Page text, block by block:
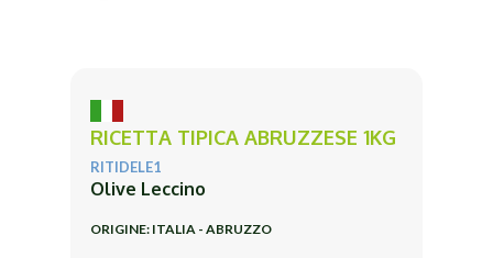
RICETTA TIPICA ABRUZZESE 1KG
RITIDELE1
Olive Leccino
ORIGINE: ITALIA - ABRUZZO